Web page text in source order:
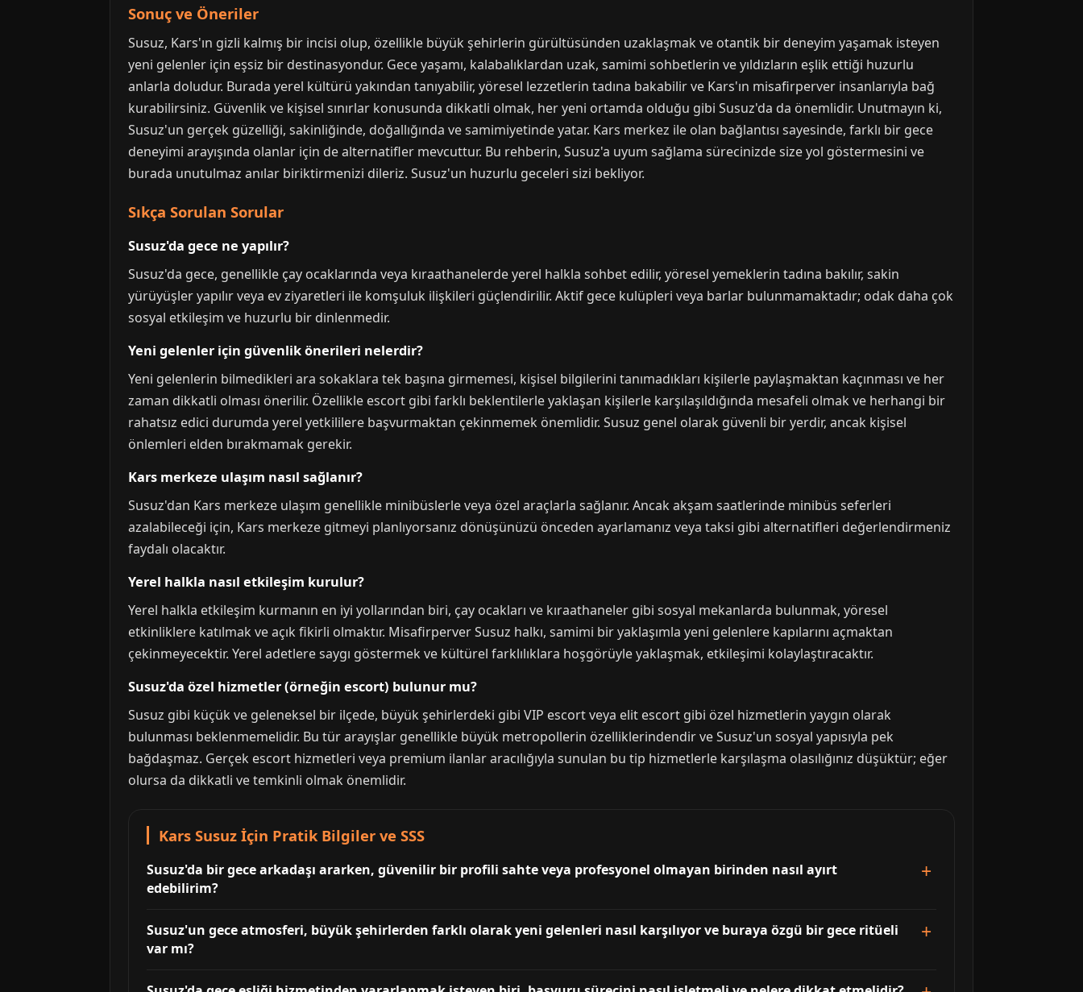
Sonuç ve Öneriler
Susuz, Kars'ın gizli kalmış bir incisi olup, özellikle büyük şehirlerin gürültüsünden uzaklaşmak ve otantik bir deneyim yaşamak isteyen
yeni gelenler için eşsiz bir destinasyondur. Gece yaşamı, kalabalıklardan uzak, samimi sohbetlerin ve yıldızların eşlik ettiği huzurlu
anlarla doludur. Burada yerel kültürü yakından tanıyabilir, yöresel lezzetlerin tadına bakabilir ve Kars'ın misafirperver insanlarıyla bağ
kurabilirsiniz. Güvenlik ve kişisel sınırlar konusunda dikkatli olmak, her yeni ortamda olduğu gibi Susuz'da da önemlidir. Unutmayın ki,
Susuz'un gerçek güzelliği, sakinliğinde, doğallığında ve samimiyetinde yatar. Kars merkez ile olan bağlantısı sayesinde, farklı bir gece
deneyimi arayışında olanlar için de alternatifler mevcuttur. Bu rehberin, Susuz'a uyum sağlama sürecinizde size yol göstermesini ve
burada unutulmaz anılar biriktirmenizi dileriz. Susuz'un huzurlu geceleri sizi bekliyor.
Sıkça Sorulan Sorular
Susuz'da gece ne yapılır?
Susuz'da gece, genellikle çay ocaklarında veya kıraathanelerde yerel halkla sohbet edilir, yöresel yemeklerin tadına bakılır, sakin
yürüyüşler yapılır veya ev ziyaretleri ile komşuluk ilişkileri güçlendirilir. Aktif gece kulüpleri veya barlar bulunmamaktadır; odak daha çok
sosyal etkileşim ve huzurlu bir dinlenmedir.
Yeni gelenler için güvenlik önerileri nelerdir?
Yeni gelenlerin bilmedikleri ara sokaklara tek başına girmemesi, kişisel bilgilerini tanımadıkları kişilerle paylaşmaktan kaçınması ve her
zaman dikkatli olması önerilir. Özellikle escort gibi farklı beklentilerle yaklaşan kişilerle karşılaşıldığında mesafeli olmak ve herhangi bir
rahatsız edici durumda yerel yetkililere başvurmaktan çekinmemek önemlidir. Susuz genel olarak güvenli bir yerdir, ancak kişisel
önlemleri elden bırakmamak gerekir.
Kars merkeze ulaşım nasıl sağlanır?
Susuz'dan Kars merkeze ulaşım genellikle minibüslerle veya özel araçlarla sağlanır. Ancak akşam saatlerinde minibüs seferleri
azalabileceği için, Kars merkeze gitmeyi planlıyorsanız dönüşünüzü önceden ayarlamanız veya taksi gibi alternatifleri değerlendirmeniz
faydalı olacaktır.
Yerel halkla nasıl etkileşim kurulur?
Yerel halkla etkileşim kurmanın en iyi yollarından biri, çay ocakları ve kıraathaneler gibi sosyal mekanlarda bulunmak, yöresel
etkinliklere katılmak ve açık fikirli olmaktır. Misafirperver Susuz halkı, samimi bir yaklaşımla yeni gelenlere kapılarını açmaktan
çekinmeyecektir. Yerel adetlere saygı göstermek ve kültürel farklılıklara hoşgörüyle yaklaşmak, etkileşimi kolaylaştıracaktır.
Susuz'da özel hizmetler (örneğin escort) bulunur mu?
Susuz gibi küçük ve geleneksel bir ilçede, büyük şehirlerdeki gibi VIP escort veya elit escort gibi özel hizmetlerin yaygın olarak
bulunması beklenmemelidir. Bu tür arayışlar genellikle büyük metropollerin özelliklerindendir ve Susuz'un sosyal yapısıyla pek
bağdaşmaz. Gerçek escort hizmetleri veya premium ilanlar aracılığıyla sunulan bu tip hizmetlerle karşılaşma olasılığınız düşüktür; eğer
olursa da dikkatli ve temkinli olmak önemlidir.
Kars Susuz İçin Pratik Bilgiler ve SSS
Susuz'da bir gece arkadaşı ararken, güvenilir bir profili sahte veya profesyonel olmayan birinden nasıl ayırt
edebilirim?
Susuz'un gece atmosferi, büyük şehirlerden farklı olarak yeni gelenleri nasıl karşılıyor ve buraya özgü bir gece ritüeli
var mı?